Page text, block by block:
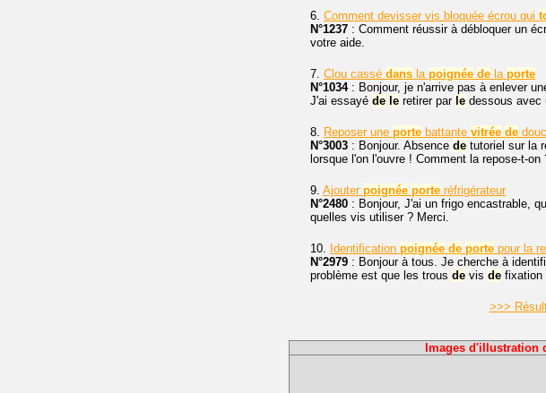
6. Comment devisser vis bloquée écrou qui
N°1237 : Comment réussir à débloquer un
votre aide.
7. Clou cassé dans la poignée de la porte
N°1034: Bonjour, je n'arrive pas à enlever
J'ai essayé de le retirer par le dessous avec
8. Reposer une porte battante vitrée de
N°3003 : Bonjour. Absence de tutoriel sur la
lorsque l'on l'ouvre ! Comment la repose-t-
9. Ajouter poignée porte réfrigérateur
N°2480 : Bonjour, J'ai un frigo encastrable,
quelles vis utiliser ? Merci.
10. Identification poignée de porte pour la
N°2979 : Bonjour à tous. Je cherche à
problème est que les trous de vis de fixation
>>>
Images d'illustration